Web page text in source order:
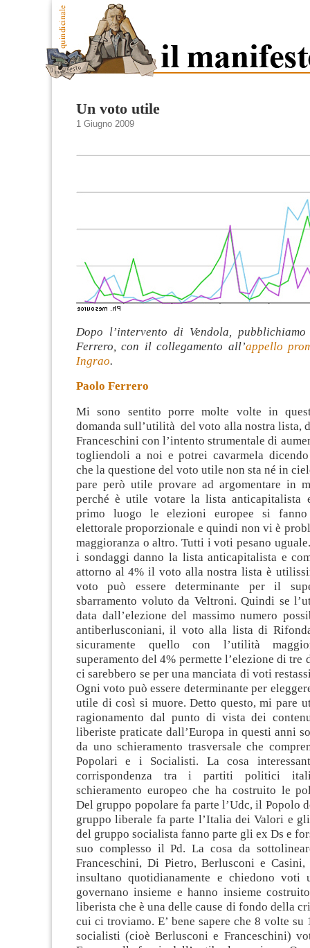
Un voto utile
1 Giugno 2009
Dopo l’intervento di Vendola,
Ferrero, con il collegamento all’appello
Ingrao.
Paolo Ferrero
Mi sono sentito porre molte volte in
domanda sull’utilità del voto alla nostra lista,
Franceschini con l’intento strumentale di
togliendoli a noi e potrei cavarmela dicendo
che la questione del voto utile non sta né in
pare però utile provare ad argomentare in
perché è utile votare la lista anticapitalista
primo luogo le elezioni europee si
elettorale proporzionale e quindi non vi è
maggioranza o altro. Tutti i voti pesano
i sondaggi danno la lista anticapitalista e
attorno al 4% il voto alla nostra lista è
voto può essere determinante per il
sbarramento voluto da Veltroni. Quindi se
data dall’elezione del massimo numero
antiberlusconiani, il voto alla lista di
sicuramente quello con l’utilità
superamento del 4% permette l’elezione di tre
ci sarebbero se per una manciata di voti
Ogni voto può essere determinante per
utile di così si muore. Detto questo, mi pare
ragionamento dal punto di vista dei
liberiste praticate dall’Europa in questi anni
da uno schieramento trasversale che
Popolari e i Socialisti. La cosa
corrispondenza tra i partiti politici
schieramento europeo che ha costruito le
Del gruppo popolare fa parte l’Udc, il Popolo
gruppo liberale fa parte l’Italia dei Valori e
del gruppo socialista fanno parte gli ex Ds e
suo complesso il Pd. La cosa da
Franceschini, Di Pietro, Berlusconi e
insultano quotidianamente e chiedono
governano insieme e hanno insieme
liberista che è una delle cause di fondo della
cui ci troviamo. E’ bene sapere che 8 volte
socialisti (cioè Berlusconi e Franceschini)